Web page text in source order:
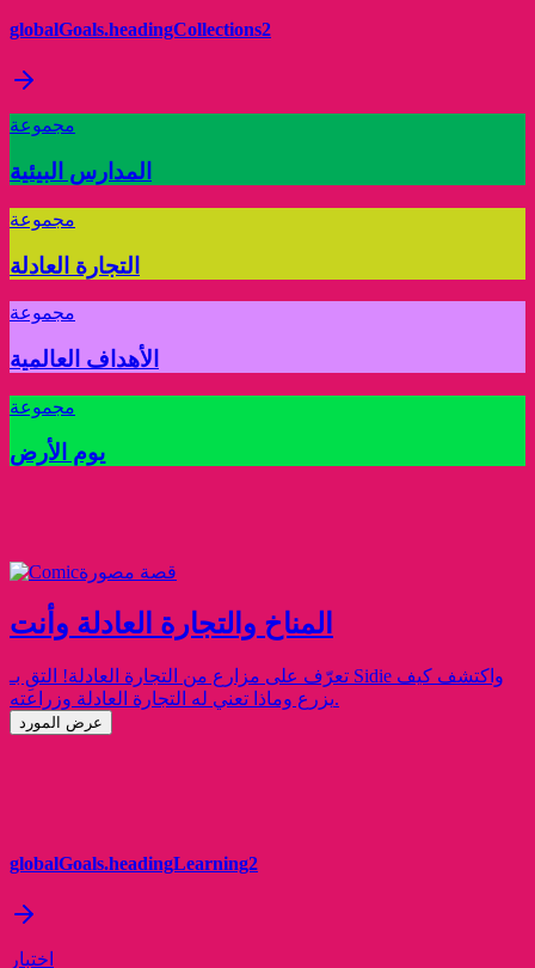
globalGoals.headingCollections2
مجموعة
المدارس البيئية
مجموعة
التجارة العادلة
مجموعة
الأهداف العالمية
مجموعة
يوم الأرض
قصة مصورة
المناخ والتجارة العادلة وأنت
تعرّف على مزارع من التجارة العادلة! التقِ بـ Sidie واكتشف كيف
يزرع وماذا تعني له التجارة العادلة وزراعته.
عرض المورد
globalGoals.headingLearning2
اختبار